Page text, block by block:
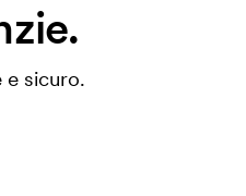
e sicuro.